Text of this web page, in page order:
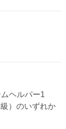
ヘルパー1
）のいずれか